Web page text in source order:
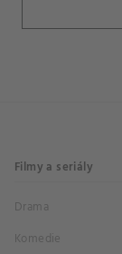
Filmy a seriály
Drama
Komedie